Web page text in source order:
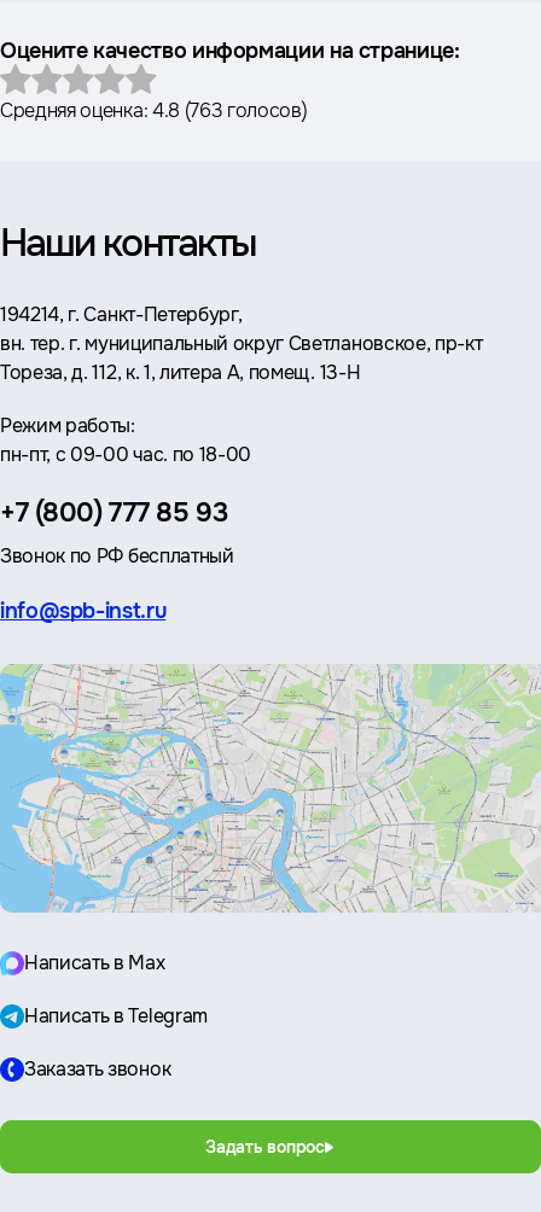
Оцените качество информации на странице:
Средняя оценка:4.8 (763 голосов)
Наши контакты
Адрес:
194214, г. Санкт-Петербург,
вн. тер. г. муниципальный округ Светлановское, пр-кт
Тореза, д. 112, к. 1, литера А, помещ. 13-Н
Режим работы:
пн-пт, с 09-00 час. по 18-00
Телефон:
+7 (800) 777 85 93
Звонок по РФ бесплатный
Эл.
info@spb-inst.ru
Написать в Max
Написать в Telegram
Заказать звонок
Задать вопрос